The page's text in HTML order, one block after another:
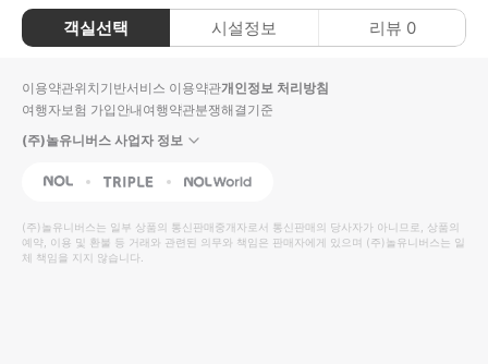
객실선택 시설정보 리뷰 0
이용약관위치기반서비스 이용약관개인정보 처리방침
여행자보험 가입안내여행약관분쟁해결기준
(주)놀유니버스 사업자 정보
NOL Triple Interpark Global
(주)놀유니버스는 일부 상품의 통신판매중개자로서 통신판매의 당사자가 아니므로, 상품의
예약, 이용 및 환불 등 거래와 관련된 의무와 책임은 판매자에게 있으며 (주)놀유니버스는 일
체 책임을 지지 않습니다.